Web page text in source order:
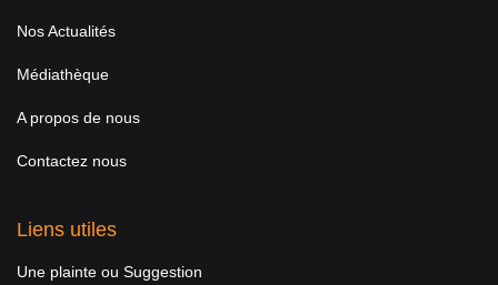
Nos Actualités
Médiathèque
A propos de nous
Contactez nous
Liens utiles
Une plainte ou Suggestion